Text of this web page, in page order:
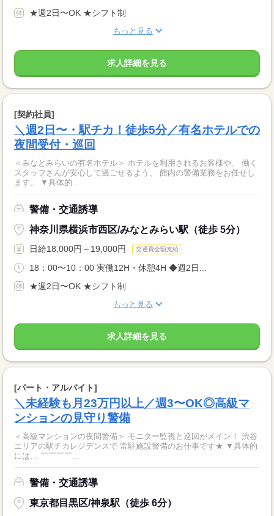
★週2日〜OK ★シフト制
もっと見る
求人詳細を見る
[契約社員]
＼週2日〜・駅チカ！徒歩5分／有名ホテルでの
夜間受付・巡回
＜みなとみらいの有名ホテル＞ ホテルを利用されるお客様や、 働く
スタッフさんが安心して過ごせるよう、 館内の警備業務をお任せし
ます。 ▼具体的...
警備・交通誘導
神奈川県横浜市西区/みなとみらい駅（徒歩 5分）
日給18,000円～19,000円 交通費全額支給
18：00〜10：00 実働12H・休憩4H ◆週2日...
★週2日〜OK ★シフト制
もっと見る
求人詳細を見る
[パート・アルバイト]
＼未経験も月23万円以上／週3〜OK◎高級マ
ンションの見守り警備
＜高級マンションの夜間警備＞ モニター監視と巡回がメイン！ 渋谷
エリアの駅チカレジデンスで 常駐施設警備のお仕事です★ ▼具体的
には… ￣￣￣￣...
警備・交通誘導
東京都目黒区/神泉駅（徒歩 6分）